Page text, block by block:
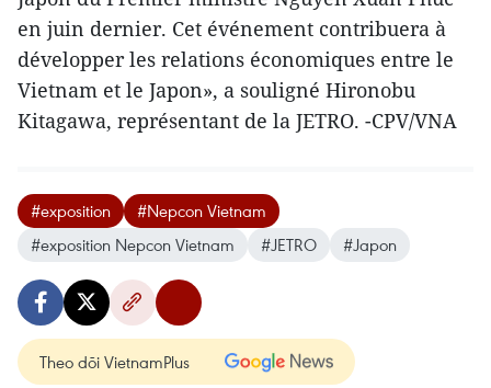
en juin dernier. Cet événement contribuera à
développer les relations économiques entre le
Vietnam et le Japon», a souligné Hironobu
Kitagawa, représentant de la JETRO. -CPV/VNA
#exposition
#Nepcon Vietnam
#exposition Nepcon Vietnam
#JETRO #Japon
Theo dõi VietnamPlus